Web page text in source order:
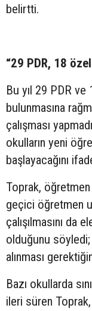
belirtti.
“29 PDR, 18
Bu yıl 29 PDR
bulunmasına
çalışması
okulların yeni
başlayacağını
Toprak,
geçici öğretmen
çalışılmasını da
olduğunu
alınması
Bazı okullarda
ileri süren